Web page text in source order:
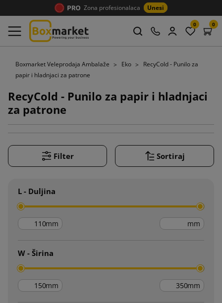
Zona profesionalaca Unesi
0 0
Boxmarket Veleprodaja Ambalaže Eko
RecyCold - Punilo za
papir i hladnjaci za patrone
RecyCold - Punilo za papir i hladnjaci
za patrone
Filter Sortiraj
L - Duljina
mm mm
W - Širina
mm mm